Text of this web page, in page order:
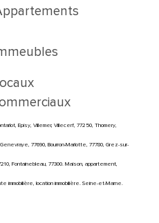
Episy, Villemer, Villecerf, 77250, Thomery,
77690, Bourron-Marlotte, 77780, Grez-sur-
Fontainebleau, 77300. Maison, appartement,
immobilière, location immobilière. Seine-et-Marne.